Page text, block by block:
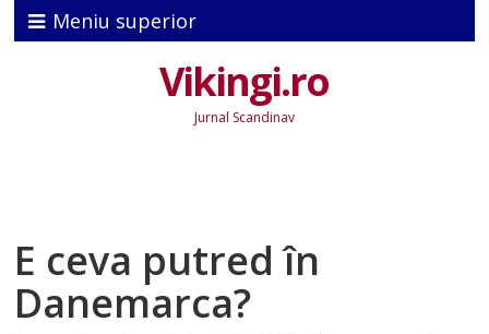
Meniu superior
Vikingi.ro
Jurnal Scandinav
E ceva putred în
Danemarca?